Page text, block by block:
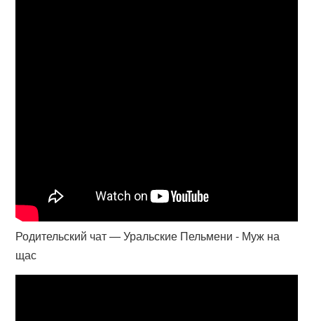
Родительский чат — Уральские Пельмени - Муж на
щас